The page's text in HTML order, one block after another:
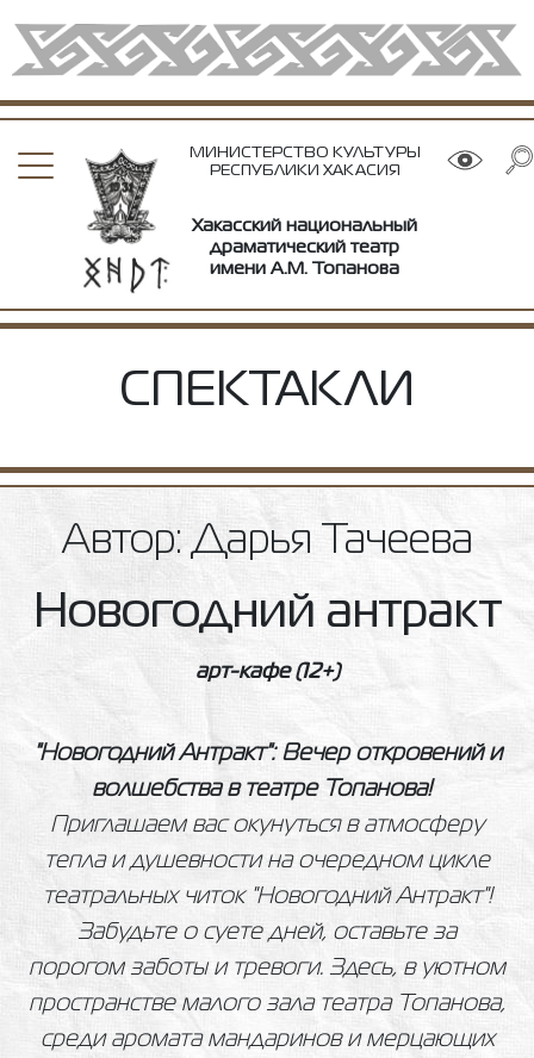
МИНИСТЕРСТВО КУЛЬТУРЫ
РЕСПУБЛИКИ ХАКАСИЯ
Хакасский национальный
драматический театр
имени А.М. Топанова
СПЕКТАКЛИ
Автор: Дарья Тачеева
Новогодний антракт
арт-кафе(12+)
"Новогодний Антракт": Вечер откровений и
волшебства в театре Топанова!
Приглашаем вас окунуться в атмосферу
тепла и душевности на очередном цикле
театральных читок "Новогодний Антракт"!
Забудьте о суете дней, оставьте за
порогом заботы и тревоги. Здесь, в уютном
пространстве малого зала театра Топанова,
среди аромата мандаринов и мерцающих